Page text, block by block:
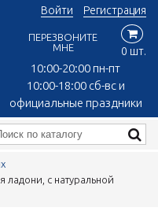
10:00-20:00 пн-пт
10:00-18:00 сб-вс и
официальные праздники
Войти Регистрация
ПЕРЕЗВОНИТЕ
МНЕ
0 шт.
ладони, с натуральной